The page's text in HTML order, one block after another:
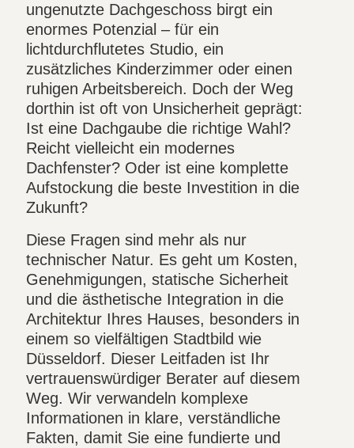
ungenutzte Dachgeschoss birgt ein
enormes Potenzial – für ein
lichtdurchflutetes Studio, ein
zusätzliches Kinderzimmer oder einen
ruhigen Arbeitsbereich. Doch der Weg
dorthin ist oft von Unsicherheit geprägt:
Ist eine Dachgaube die richtige Wahl?
Reicht vielleicht ein modernes
Dachfenster? Oder ist eine komplette
Aufstockung die beste Investition in die
Zukunft?
Diese Fragen sind mehr als nur
technischer Natur. Es geht um Kosten,
Genehmigungen, statische Sicherheit
und die ästhetische Integration in die
Architektur Ihres Hauses, besonders in
einem so vielfältigen Stadtbild wie
Düsseldorf. Dieser Leitfaden ist Ihr
vertrauenswürdiger Berater auf diesem
Weg. Wir verwandeln komplexe
Informationen in klare, verständliche
Fakten, damit Sie eine fundierte und